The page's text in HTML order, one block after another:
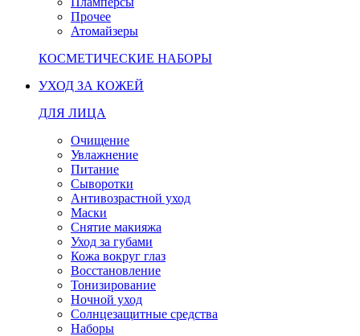
Прочее
Атомайзеры
КОСМЕТИЧЕСКИЕ НАБОРЫ
УХОД ЗА КОЖЕЙ
ДЛЯ ЛИЦА
Очищение
Увлажнение
Питание
Сыворотки
Антивозрастной уход
Маски
Снятие макияжа
Уход за губами
Кожа вокруг глаз
Восстановление
Тонизирование
Ночной уход
Солнцезащитные средства
Наборы